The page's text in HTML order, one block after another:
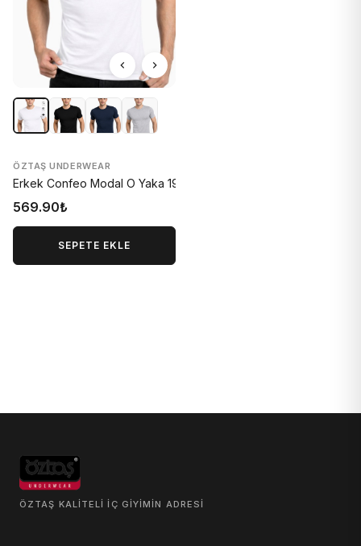
ÖZTAŞ UNDERWEAR
Erkek Confeo Modal O Yaka 1902-Y
569.90₺
SEPETE EKLE
ÖZTAŞ KALITELI IÇ GIYIMIN ADRESI